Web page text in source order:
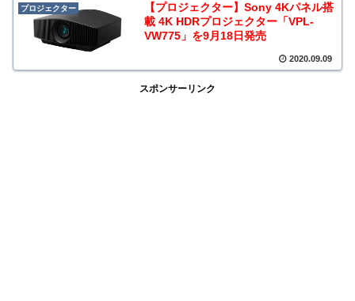
プロジェクター
【プロジェクター】Sony 4Kパネル搭
載 4K HDRプロジェクター「VPL-
VW775」を9月18日発売
2020.09.09
スポンサーリンク